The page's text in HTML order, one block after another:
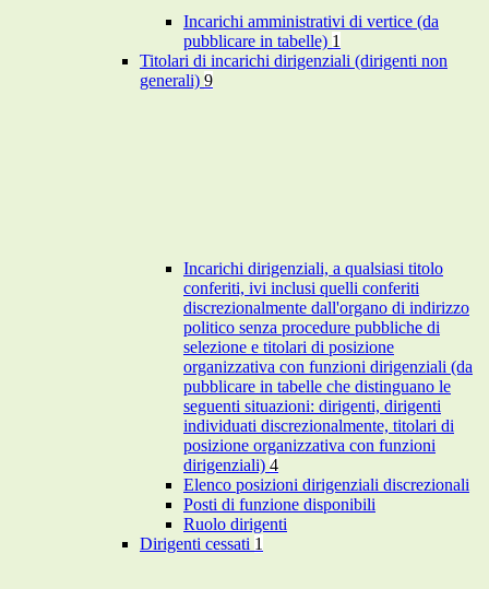
Incarichi amministrativi di vertice (da
pubblicare in tabelle) 1
Titolari di incarichi dirigenziali (dirigenti non
generali) 9
Incarichi dirigenziali, a qualsiasi titolo
conferiti, ivi inclusi quelli conferiti
discrezionalmente dall'organo di indirizzo
politico senza procedure pubbliche di
selezione e titolari di posizione
organizzativa con funzioni dirigenziali (da
pubblicare in tabelle che distinguano le
seguenti situazioni: dirigenti, dirigenti
individuati discrezionalmente, titolari di
posizione organizzativa con funzioni
dirigenziali) 4
Elenco posizioni dirigenziali discrezionali
Posti di funzione disponibili
Ruolo dirigenti
Dirigenti cessati 1